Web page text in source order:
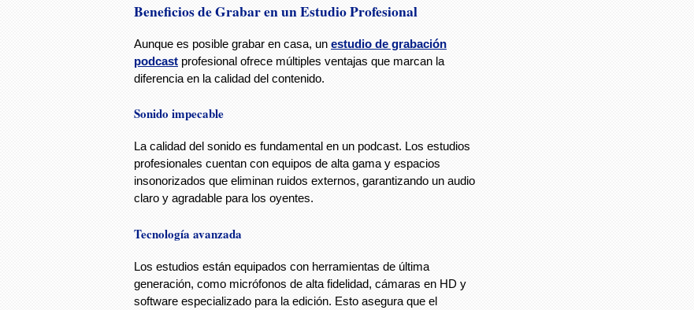
Beneficios de Grabar en un Estudio Profesional
Aunque es posible grabar en casa, un estudio de grabación
podcast profesional ofrece múltiples ventajas que marcan la
diferencia en la calidad del contenido.
Sonido impecable
La calidad del sonido es fundamental en un podcast. Los estudios
profesionales cuentan con equipos de alta gama y espacios
insonorizados que eliminan ruidos externos, garantizando un audio
claro y agradable para los oyentes.
Tecnología avanzada
Los estudios están equipados con herramientas de última
generación, como micrófonos de alta fidelidad, cámaras en HD y
software especializado para la edición. Esto asegura que el